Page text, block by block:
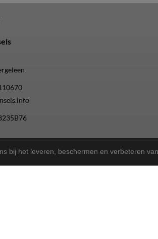
bij het leveren, beschermen en verbeteren